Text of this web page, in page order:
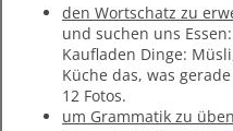
den Wortschatz zu
und suchen uns
Kaufladen Dinge:
Küche das, was
12 Fotos.
um Grammatik zu